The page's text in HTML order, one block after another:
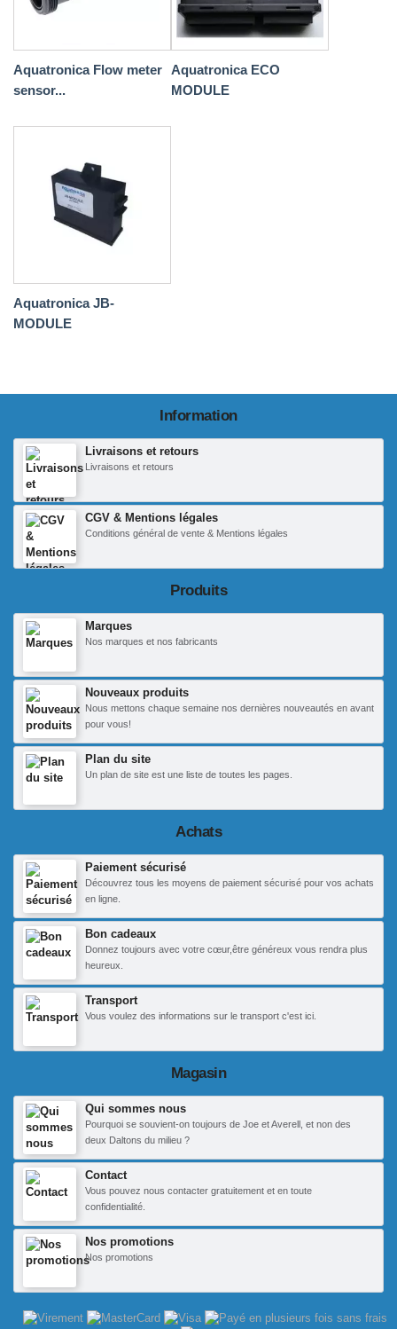
Aquatronica Flow meter
sensor...
Aquatronica ECO
MODULE
Aquatronica JB-
MODULE
Information
Livraisons et retours
Livraisons et retours
CGV & Mentions légales
Conditions général de vente & Mentions légales
Produits
Marques
Nos marques et nos fabricants
Nouveaux produits
Nous mettons chaque semaine nos dernières nouveautés en avant
pour vous!
Plan du site
Un plan de site est une liste de toutes les pages.
Achats
Paiement sécurisé
Découvrez tous les moyens de paiement sécurisé pour vos achats
en ligne.
Bon cadeaux
Donnez toujours avec votre cœur,être généreux vous rendra plus
heureux.
Transport
Vous voulez des informations sur le transport c'est ici.
Magasin
Qui sommes nous
Pourquoi se souvient-on toujours de Joe et Averell, et non des
deux Daltons du milieu ?
Contact
Vous pouvez nous contacter gratuitement et en toute
confidentialité.
Nos promotions
Nos promotions